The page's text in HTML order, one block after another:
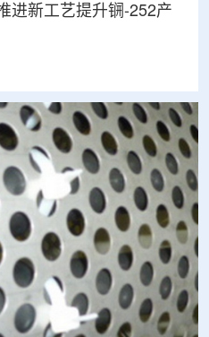
进新工艺提升锎-252产